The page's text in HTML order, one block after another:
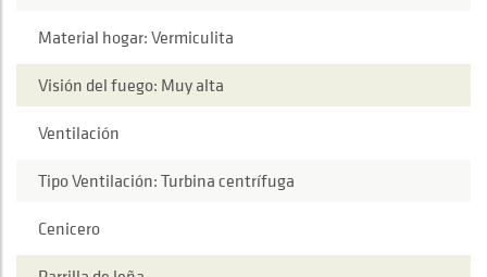
Material hogar: Vermiculita
Visión del fuego: Muy alta
Ventilación
Tipo Ventilación: Turbina centrífuga
Cenicero